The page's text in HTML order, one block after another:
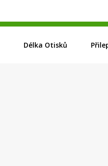
Délka Otisků